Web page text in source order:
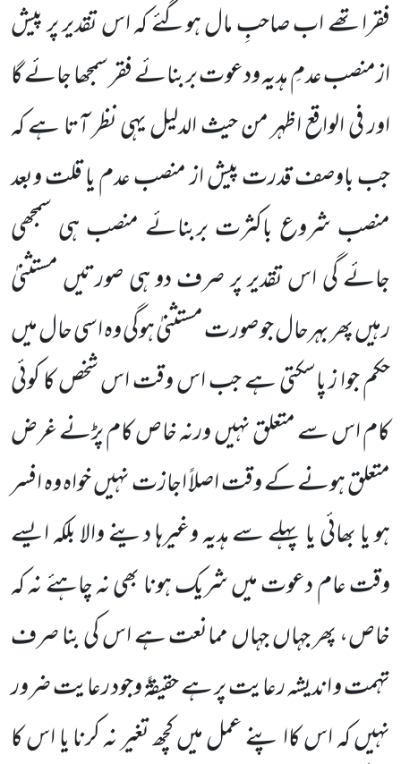
فقراتھے اب صاحبِ مال ہوگئے کہ اس تقدیر پر پیش
ازمنصب عدمِ ہدیہ ودعوت بربنائے فقر سمجھا جائے گا
اور فی الواقع اظہر من حیث الدلیل یہی نظر آتا ہے کہ
جب باوصف قدرت پیش از منصب عدم یا قلت وبعد
منصب شروع باکثرت بربنائے منصب ہی سمجھی
جائے گی اس تقدیر پر صرف دو ہی صورتیں مستثنیٰ
رہیں پھر بہرحال جو صورت مستثنیٰ ہوگی وہ اسی حال میں
حکم جوا ز پاسکتی ہے جب اس وقت اس شخص کا کوئی
کام اس سے متعلق نہیں ورنہ خاص کام پڑنے غرض
متعلق ہونے کے وقت اصلاً اجازت نہیں خواہ وہ افسر
ہو یا بھائی یا پہلے سے ہدیہ وغیرہا دینے والا بلکہ ایسے
وقت عام دعوت میں شریک ہونا بھی نہ چاہئے نہ کہ
خاص، پھر جہاں جہاں ممانعت ہے اس کی بنا صرف
تہمت و اندیشہ رعایت پر ہے حقیقۃً وجود رعایت ضرور
نہیں کہ اس کاا پنے عمل میں کچھ تغیر نہ کرنا یا اس کا